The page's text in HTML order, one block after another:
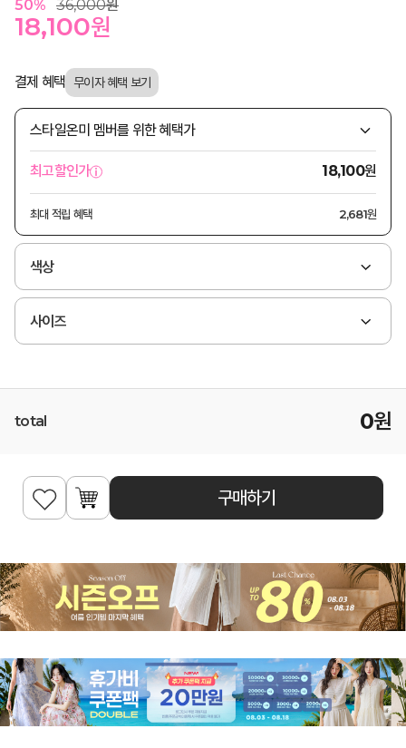
50% 36,000원
18,100원
결제 혜택
스타일온미 멤버를 위한 혜택가
최고할인가 18,100원
최대 적립 혜택 2,681원
색상
사이즈
total 0원
구매하기